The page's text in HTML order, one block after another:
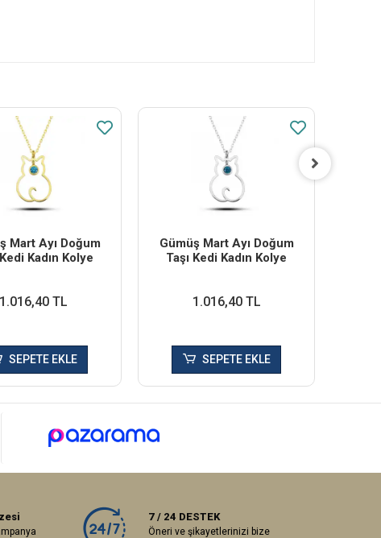
Mart Ayı Doğum
Kadın Kolye
1.016,40 TL
SEPETE EKLE
Gümüş Mart Ayı Doğum
Taşı Kedi Kadın Kolye
1.016,40 TL
SEPETE EKLE
7 / 24 DESTEK
Öneri ve şikayetlerinizi bize